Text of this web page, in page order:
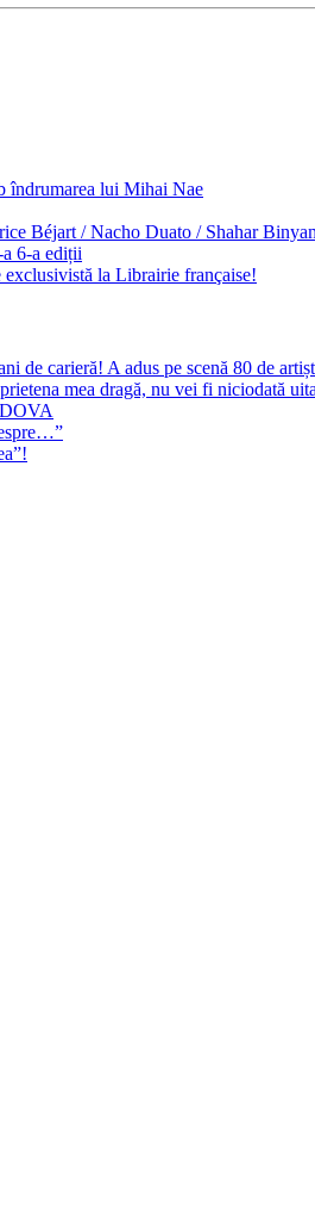
îndrumarea lui Mihai Nae
Béjart / Nacho Duato / Shahar
6-a ediții
exclusivistă la Librairie française!
de carieră! A adus pe scenă 80 de
mea dragă, nu vei fi niciodată